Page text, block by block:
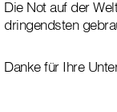
Die Not auf der
dringendsten
Danke für Ihre